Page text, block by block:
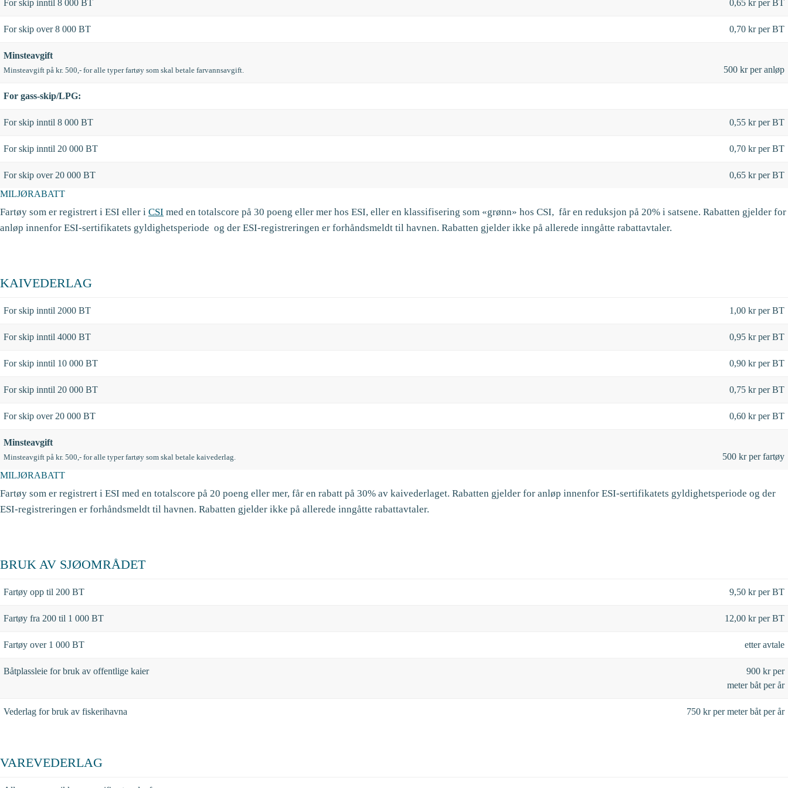
For skip inntil 8 000 BT 0,65 kr per BT
For skip over 8 000 BT 0,70 kr per BT
Minsteavgift
Minsteavgift på kr. 500,- for alle typer fartøy som skal betale farvannsavgift. 500 kr per anløp
For gass-skip/LPG:
For skip inntil 8 000 BT 0,55 kr per BT
For skip inntil 20 000 BT 0,70 kr per BT
For skip over 20 000 BT
0,65 kr per BT
MILJØRABATT
Fartøy som er registrert i ESI eller i CSI med en totalscore på 30 poeng eller mer hos ESI, eller en klassifisering som «grønn» hos CSI, får en reduksjon på 20% i satsene. Rabatten gjelder for
anløp innenfor ESI-sertifikatets gyldighetsperiode og der ESI-registreringen er forhåndsmeldt til havnen. Rabatten gjelder ikke på allerede inngåtte rabattavtaler.
KAIVEDERLAG
For skip inntil 2000 BT 1,00 kr per BT
For skip inntil 4000 BT 0,95 kr per BT
For skip inntil 10 000 BT 0,90 kr per BT
For skip inntil 20 000 BT 0,75 kr per BT
For skip over 20 000 BT 0,60 kr per BT
Minsteavgift
Minsteavgift på kr. 500,- for alle typer fartøy som skal betale kaivederlag.
500 kr per fartøy
MILJØRABATT
Fartøy som er registrert i ESI med en totalscore på 20 poeng eller mer, får en rabatt på 30% av kaivederlaget. Rabatten gjelder for anløp innenfor ESI-sertifikatets gyldighetsperiode og der
ESI-registreringen er forhåndsmeldt til havnen. Rabatten gjelder ikke på allerede inngåtte rabattavtaler.
BRUK AV SJØOMRÅDET
Fartøy opp til 200 BT 9,50 kr per BT
Fartøy fra 200 til 1 000 BT 12,00 kr per BT
Fartøy over 1 000 BT etter avtale
Båtplassleie for bruk av offentlige kaier
900 kr per
meter båt per år
Vederlag for bruk av fiskerihavna 750 kr per meter båt per år
VAREVEDERLAG